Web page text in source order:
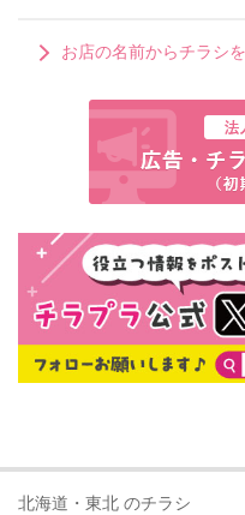
お店の名前からチラシ
北海道・東北 のチラシ